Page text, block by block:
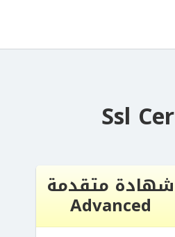
شهادة متقدمة
Advanced